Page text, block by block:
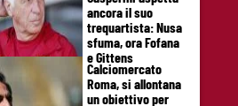
ancora il suo
trequartista: Nusa
sfuma, ora Fofana
e Gittens
Calciomercato
Roma, si allontana
un obiettivo per